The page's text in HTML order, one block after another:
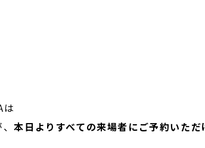
は
、本日よりすべての来場者にご予約いただ